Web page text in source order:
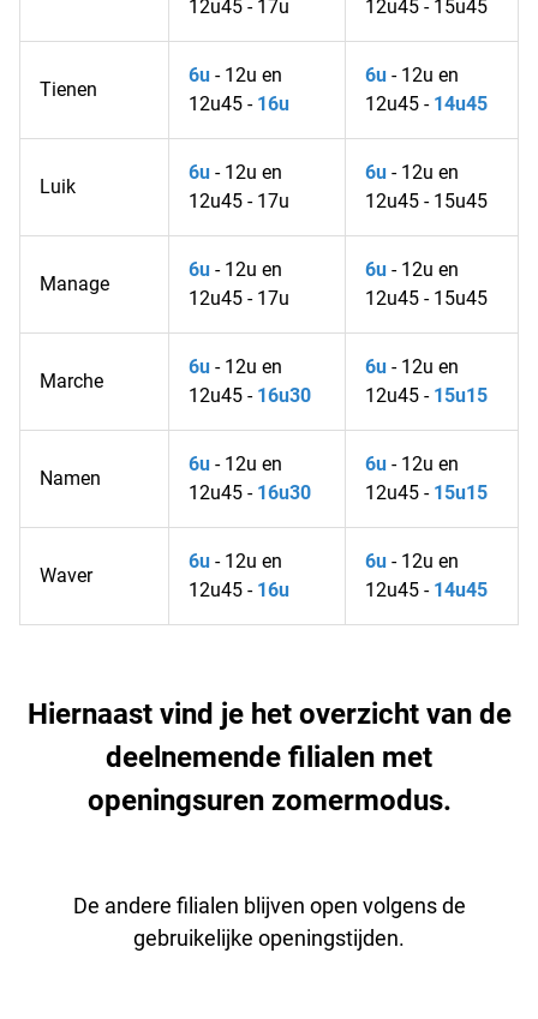
12u45 - 17u
12u45 - 15u45
Tienen
6u - 12u en
12u45 - 16u
6u - 12u en
12u45 - 14u45
Luik
6u - 12u en
12u45 - 17u
6u - 12u en
12u45 - 15u45
Manage
6u - 12u en
12u45 - 17u
6u - 12u en
12u45 - 15u45
Marche
6u - 12u en
12u45 - 16u30
6u - 12u en
12u45 - 15u15
Namen
6u - 12u en
12u45 - 16u30
6u - 12u en
12u45 - 15u15
Waver
6u - 12u en
12u45 - 16u
6u - 12u en
12u45 - 14u45
Hiernaast vind je het overzicht van de
deelnemende filialen met
openingsuren zomermodus.
De andere filialen blijven open volgens de
gebruikelijke openingstijden.